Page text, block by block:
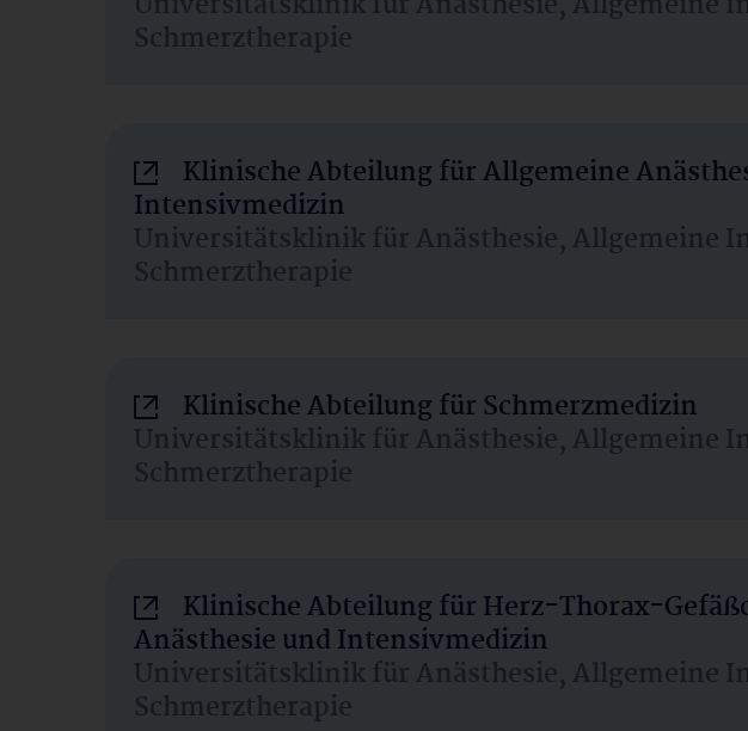
Schmerztherapie
Klinische Abteilung für Allgemeine
Intensivmedizin
Universitätsklinik für Anästhesie, Allgemeine
Schmerztherapie
Klinische Abteilung für Schmerzmedizin
Universitätsklinik für Anästhesie, Allgemeine
Schmerztherapie
Klinische Abteilung für Herz-Thorax-
Anästhesie und Intensivmedizin
Universitätsklinik für Anästhesie, Allgemeine
Schmerztherapie